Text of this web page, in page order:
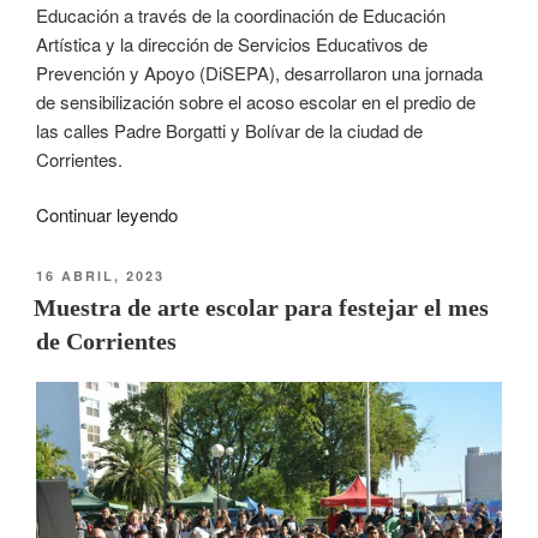
Educación a través de la coordinación de Educación
Artística y la dirección de Servicios Educativos de
Prevención y Apoyo (DiSEPA), desarrollaron una jornada
de sensibilización sobre el acoso escolar en el predio de
las calles Padre Borgatti y Bolívar de la ciudad de
Corrientes.
Continuar leyendo
16 ABRIL, 2023
Muestra de arte escolar para festejar el mes
de Corrientes